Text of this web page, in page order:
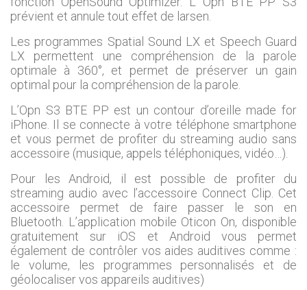
prévient et annule tout effet de larsen.
Les programmes Spatial Sound LX et Speech Guard
LX permettent une compréhension de la parole
optimale à 360°, et permet de préserver un gain
optimal pour la compréhension de la parole.
L’Opn S3 BTE PP est un contour d’oreille made for
iPhone. Il se connecte à votre téléphone smartphone
et vous permet de profiter du streaming audio sans
accessoire (musique, appels téléphoniques, vidéo…).
Pour les Android, il est possible de profiter du
streaming audio avec l’accessoire Connect Clip. Cet
accessoire permet de faire passer le son en
Bluetooth. L’application mobile Oticon On, disponible
gratuitement sur iOS et Android vous permet
également de contrôler vos aides auditives comme :
le volume, les programmes personnalisés et de
géolocaliser vos appareils auditives)